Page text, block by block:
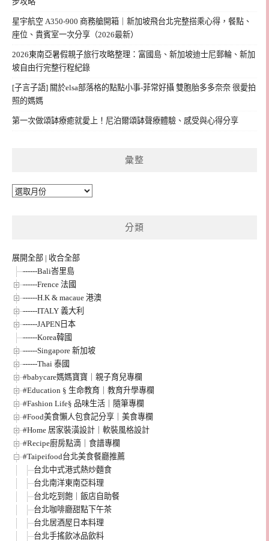
星宇航空 A350-900 商務艙開箱｜新加坡飛台北完整搭乘心得，餐點、
座位、貴賓室一次分享（2026最新）
2026東南亞暑假親子旅行攻略整理：富國島、新加坡迪士尼郵輪、新加
坡自由行完整行程紀錄
[子言子語] 關於elsa部落格的點點小事-菲常好攝 雙胞胎多多奈奈 很愛拍
照的媽媽
第一次做頌缽療癒就愛上！尼泊爾頌缽聲療體驗、感受與心得分享
彙整
彙
分類
展開全部 | 收合全部
------Bali峇里島
------Frence 法國
------H.K & macaue 港澳
------ITALY 義大利
------JAPEN日本
------Korea韓國
------Singapore 新加坡
------Thai 泰國
#babycare媽媽寶寶｜親子育兒專欄
#Education § 生命教育｜教育升學專欄
#Fashion Life§ 品味生活｜隨筆專欄
#Food美食懶人包食記分享｜美食專欄
#Home 居家裝潢設計｜軟裝風格設計
#Recipe廚房點滴｜食譜專欄
#Taipeifood台北美食餐廳推薦
台北中式港式熱炒麵食
台北南洋東南亞料理
台北吃到飽｜飯店自助餐
台北咖啡廳甜點下午茶
台北居酒屋日本料理
台北手搖飲冰品飲料